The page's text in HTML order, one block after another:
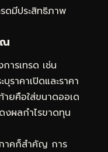
ดมีประสิทธิภาพ
ณ
ารเทรด เช่น
ราคาเปิดและราคา
คือใส่ขนาดออเด
งผลกำไรขาดทุน
ภาคก็สำคัญ การ